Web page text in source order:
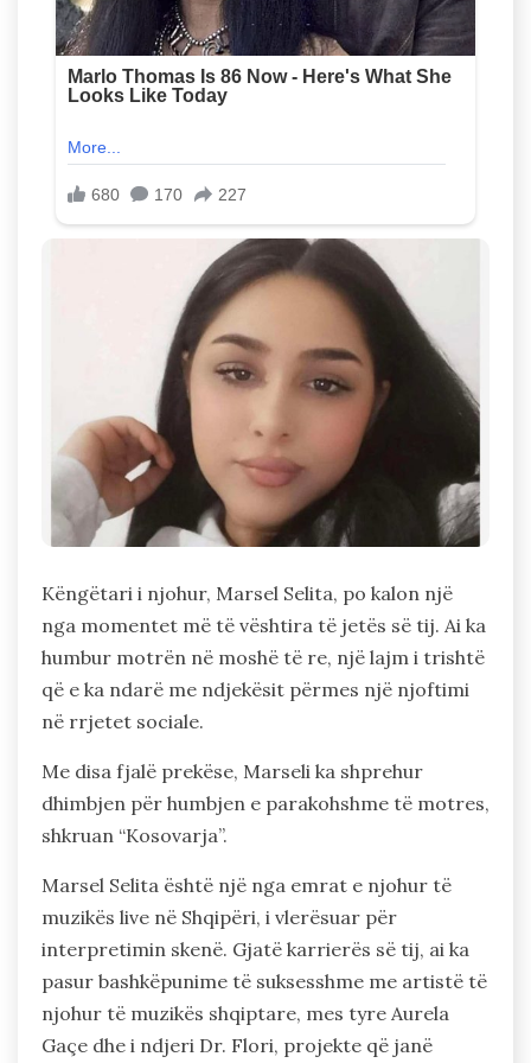
Këngëtari i njohur, Marsel Selita, po kalon një
nga momentet më të vështira të jetës së tij. Ai ka
humbur motrën në moshë të re, një lajm i trishtë
që e ka ndarë me ndjekësit përmes një njoftimi
në rrjetet sociale.
Me disa fjalë prekëse, Marseli ka shprehur
dhimbjen për humbjen e parakohshme të motres,
shkruan “Kosovarja”.
Marsel Selita është një nga emrat e njohur të
muzikës live në Shqipëri, i vlerësuar për
interpretimin skenë. Gjatë karrierës së tij, ai ka
pasur bashkëpunime të suksesshme me artistë të
njohur të muzikës shqiptare, mes tyre Aurela
Gaçe dhe i ndjeri Dr. Flori, projekte që janë